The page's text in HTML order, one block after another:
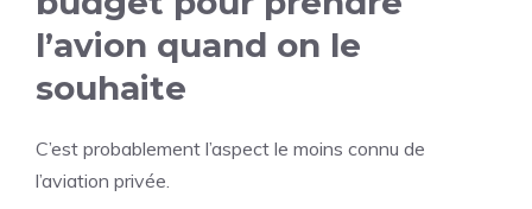
l’avion quand on le
souhaite
C’est probablement l’aspect le moins connu de
l’aviation privée.